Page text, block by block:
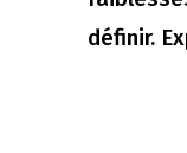
définir.